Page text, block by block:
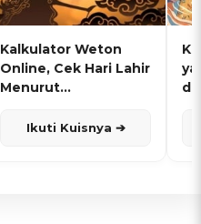
Kalkulator Weton
Online, Cek Hari Lahir
Menurut
Ikuti Kuisnya ➔